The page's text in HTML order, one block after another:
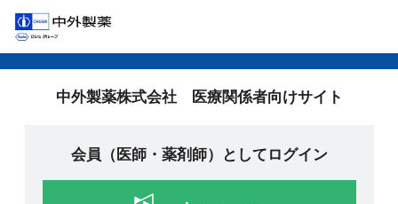
中外製薬株式会社 医療関係者向けサイト
会員（医師・薬剤師）としてログイン